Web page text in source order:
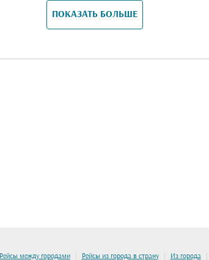
ПОКАЗАТЬ БОЛЬШЕ
Рейсы между городами | Рейсы из города в страну | Из города |